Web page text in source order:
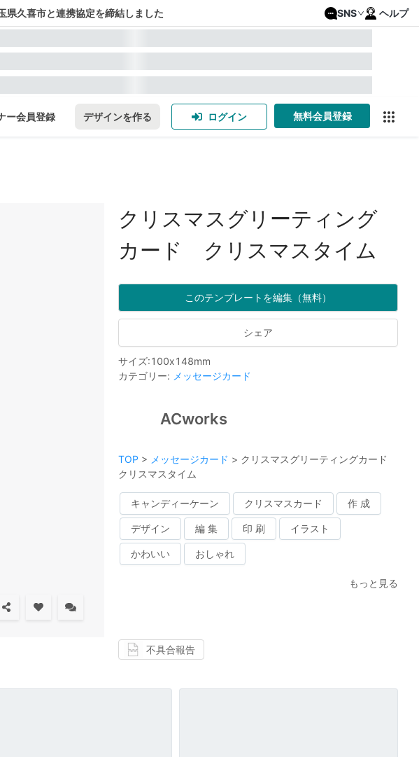
県久喜市と連携協定を締結しました SNS ヘルプ
ー会員登録 デザインを作る ログイン 無料会員登録
クリスマスグリーティング
カード クリスマスタイム
このテンプレートを編集（無料）
シェア
サイズ:100x148mm
カテゴリー: メッセージカード
ACworks
TOP > メッセージカード > クリスマスグリーティングカード
クリスマスタイム
キャンディーケーン クリスマスカード 作 成
デザイン 編 集 印 刷 イラスト
かわいい おしゃれ
もっと見る
不具合報告